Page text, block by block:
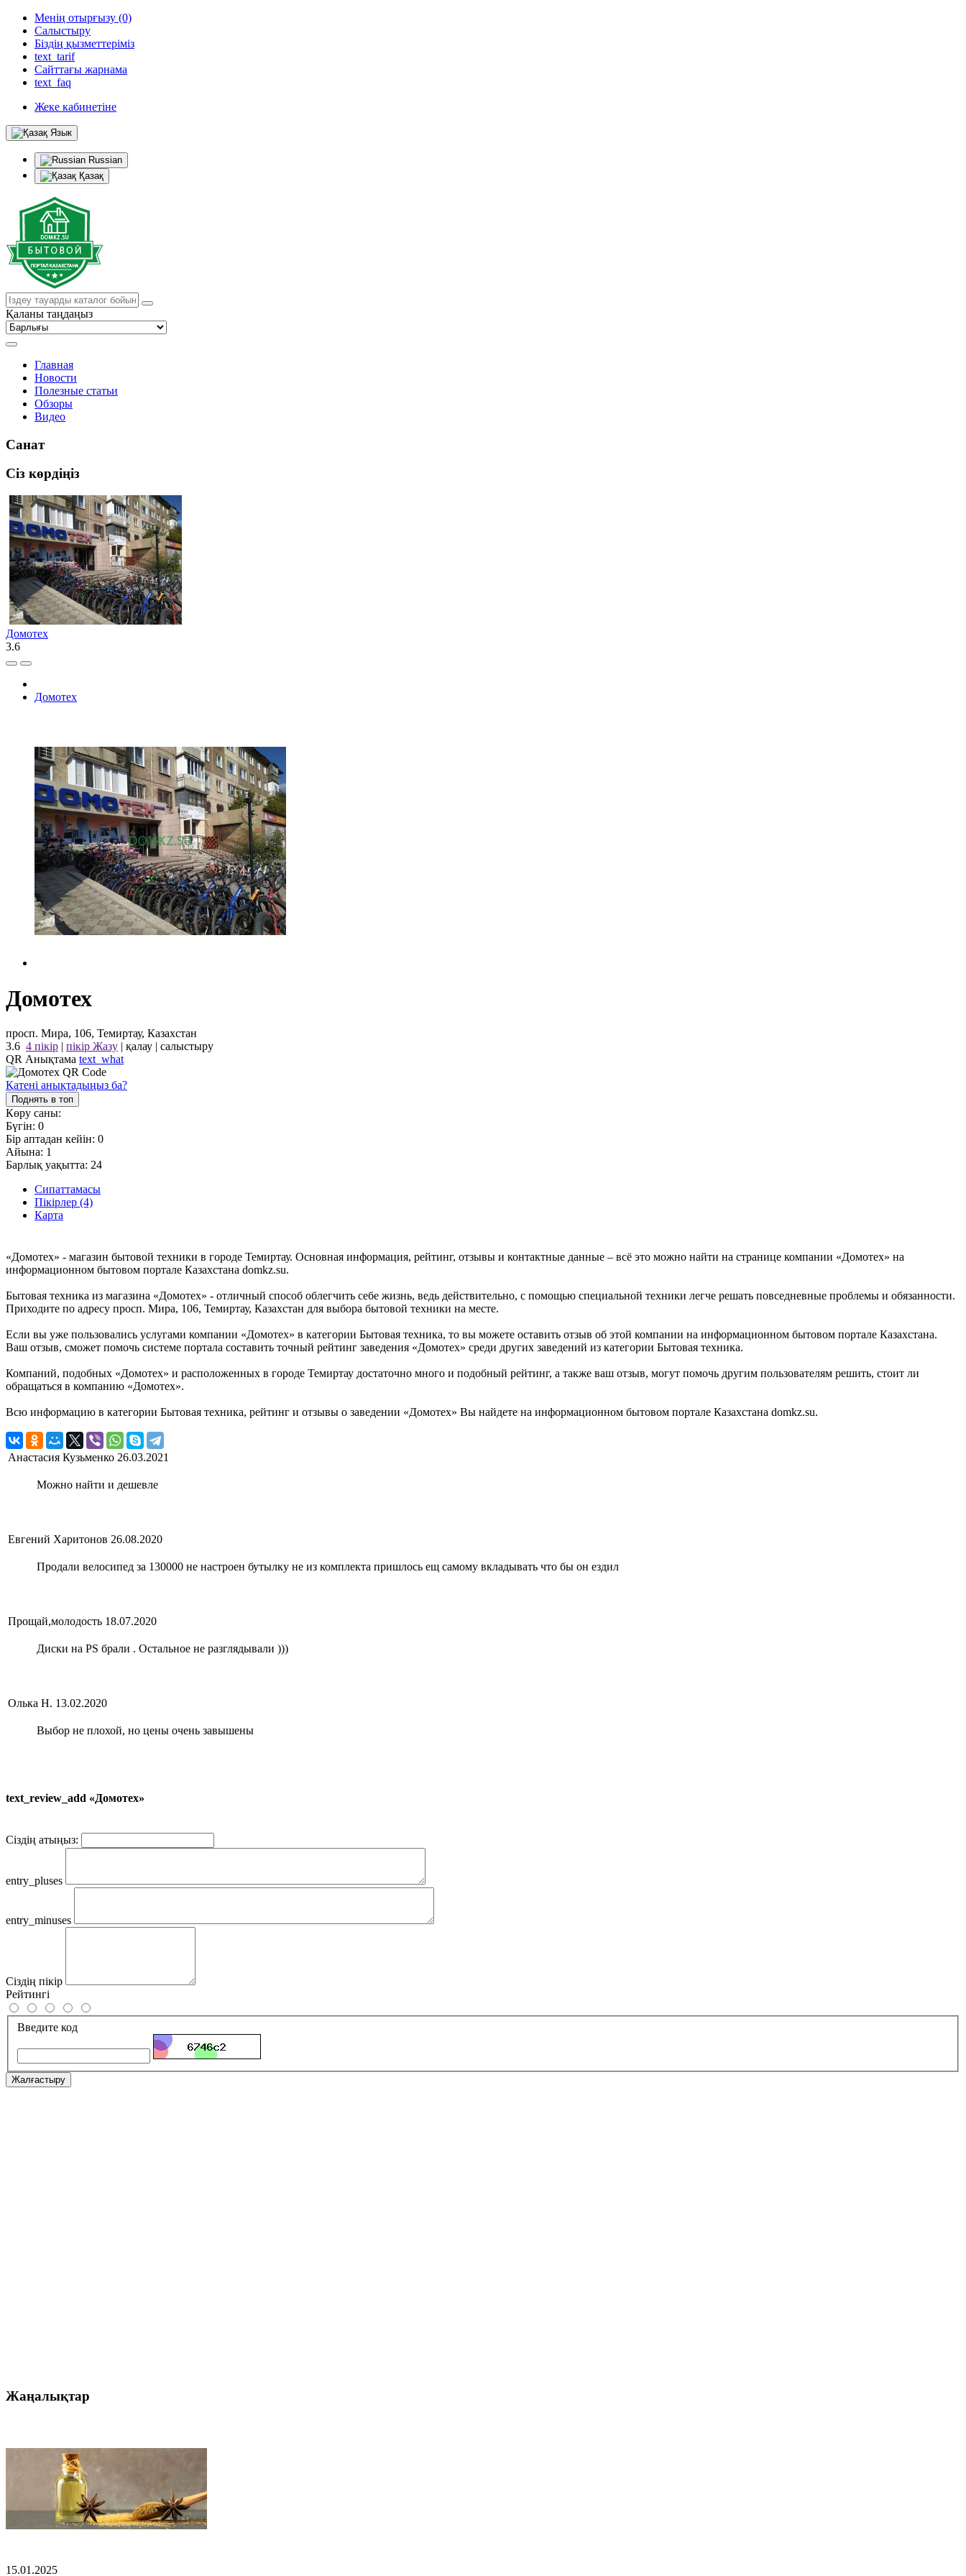
Менің отырғызу (0)
Салыстыру
Біздің қызметтеріміз
text_tarif
Сайттағы жарнама
text_faq
Жеке кабинетіне
Язык
Russian
Қазақ
Қаланы таңдаңыз
Главная
Новости
Полезные статьи
Обзоры
Видео
Санат
Сіз көрдіңіз
Домотех
3.6
Домотех
Домотех
просп. Мира, 106, Темиртау, Казахстан
3.6 4 пікір | пікір Жазу | қалау | салыстыру
QR Анықтама text_what
Қатені анықтадыңыз ба?
Поднять в топ
Көру саны:
Бүгін: 0
Бір аптадан кейін: 0
Айына: 1
Барлық уақытта: 24
Сипаттамасы
Пікірлер (4)
Карта
«Домотех» - магазин бытовой техники в городе Темиртау. Основная информация, рейтинг, отзывы и контактные данные – всё это можно найти на странице компании «Домотех» на
информационном бытовом портале Казахстана domkz.su.
Бытовая техника из магазина «Домотех» - отличный способ облегчить себе жизнь, ведь действительно, с помощью специальной техники легче решать повседневные проблемы и обязанности.
Приходите по адресу просп. Мира, 106, Темиртау, Казахстан для выбора бытовой техники на месте.
Если вы уже пользовались услугами компании «Домотех» в категории Бытовая техника, то вы можете оставить отзыв об этой компании на информационном бытовом портале Казахстана.
Ваш отзыв, сможет помочь системе портала составить точный рейтинг заведения «Домотех» среди других заведений из категории Бытовая техника.
Компаний, подобных «Домотех» и расположенных в городе Темиртау достаточно много и подобный рейтинг, а также ваш отзыв, могут помочь другим пользователям решить, стоит ли
обращаться в компанию «Домотех».
Всю информацию в категории Бытовая техника, рейтинг и отзывы о заведении «Домотех» Вы найдете на информационном бытовом портале Казахстана domkz.su.
Анастасия Кузьменко 26.03.2021
Можно найти и дешевле
Евгений Харитонов 26.08.2020
Продали велосипед за 130000 не настроен бутылку не из комплекта пришлось ещ самому вкладывать что бы он ездил
Прощай,молодость 18.07.2020
Диски на PS брали . Остальное не разглядывали )))
Олька Н. 13.02.2020
Выбор не плохой, но цены очень завышены
text_review_add «Домотех»
Сіздің атыңыз:
entry_pluses
entry_minuses
Сіздің пікір
Рейтингі
Введите код
Жалғастыру
Жаңалықтар
15.01.2025